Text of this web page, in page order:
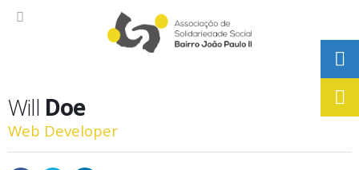
Will Doe
Web Developer